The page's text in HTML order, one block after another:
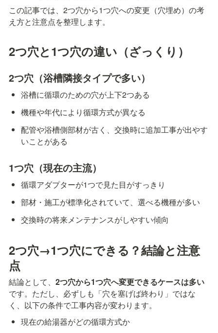
この記事では、2つ穴から1つ穴への変更（穴埋め）の考
え方と注意点を整理します。
2つ穴と1つ穴の違い（ざっくり）
2つ穴（浴槽隣接タイプで多い）
浴槽に循環のための穴が上下2つある
機種や年代により循環方式が異なる
配管や浴槽側部材が古く、交換時に追加工事が出やす
いことがある
1つ穴（現在の主流）
循環アダプターが1つで見た目がすっきり
部材・施工が標準化されていて、選べる機種が多い
交換時の将来メンテナンスがしやすい傾向
2つ穴→1つ穴にできる？結論と注意
点
結論として、 2つ穴から1つ穴へ変更できるケースは多い
です。ただし、必ずしも「穴を塞げば終わり」ではな
く、以下の条件で工事内容が変わります。
現在の給湯器がどの循環方式か